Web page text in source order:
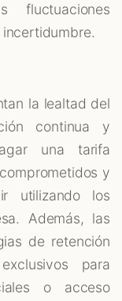
fluctuaciones
la lealtad del
continua y
una tarifa
y
utilizando los
Además, las
de retención
para
o acceso